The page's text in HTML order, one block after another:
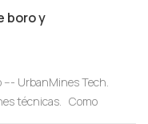
boro y
--- UrbanMines Tech.
técnicas. Como
en China, UrbanMines